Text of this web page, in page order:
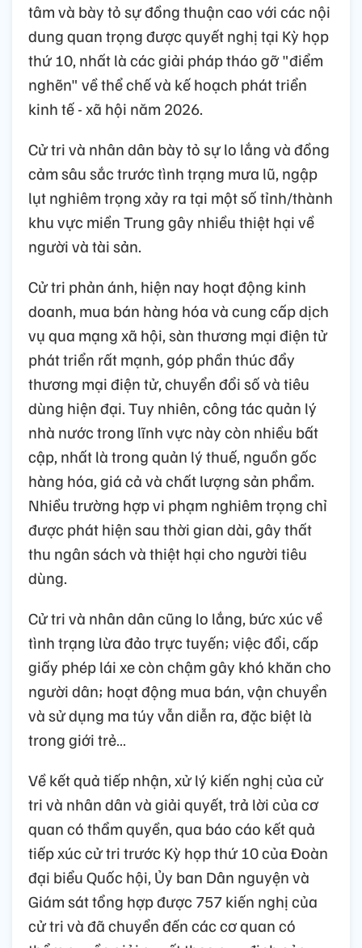
tâm và bày tỏ sự đồng thuận cao với các nội
dung quan trọng được quyết nghị tại Kỳ họp
thứ 10, nhất là các giải pháp tháo gỡ "điểm
nghẽn" về thể chế và kế hoạch phát triển
kinh tế - xã hội năm 2026.
Cử tri và nhân dân bày tỏ sự lo lắng và đồng
cảm sâu sắc trước tình trạng mưa lũ, ngập
lụt nghiêm trọng xảy ra tại một số tỉnh/thành
khu vực miền Trung gây nhiều thiệt hại về
người và tài sản.
Cử tri phản ánh, hiện nay hoạt động kinh
doanh, mua bán hàng hóa và cung cấp dịch
vụ qua mạng xã hội, sàn thương mại điện tử
phát triển rất mạnh, góp phần thúc đẩy
thương mại điện tử, chuyển đổi số và tiêu
dùng hiện đại. Tuy nhiên, công tác quản lý
nhà nước trong lĩnh vực này còn nhiều bất
cập, nhất là trong quản lý thuế, nguồn gốc
hàng hóa, giá cả và chất lượng sản phẩm.
Nhiều trường hợp vi phạm nghiêm trọng chỉ
được phát hiện sau thời gian dài, gây thất
thu ngân sách và thiệt hại cho người tiêu
dùng.
Cử tri và nhân dân cũng lo lắng, bức xúc về
tình trạng lừa đảo trực tuyến; việc đổi, cấp
giấy phép lái xe còn chậm gây khó khăn cho
người dân; hoạt động mua bán, vận chuyển
và sử dụng ma túy vẫn diễn ra, đặc biệt là
trong giới trẻ…
Về kết quả tiếp nhận, xử lý kiến nghị của cử
tri và nhân dân và giải quyết, trả lời của cơ
quan có thẩm quyền, qua báo cáo kết quả
tiếp xúc cử tri trước Kỳ họp thứ 10 của Đoàn
đại biểu Quốc hội, Ủy ban Dân nguyện và
Giám sát tổng hợp được 757 kiến nghị của
cử tri và đã chuyển đến các cơ quan có